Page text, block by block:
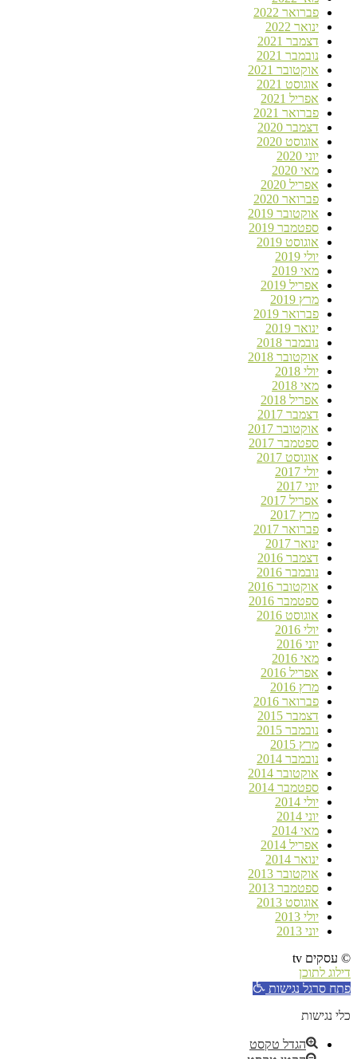
פברואר 2022
ינואר 2022
דצמבר 2021
נובמבר 2021
אוקטובר 2021
אוגוסט 2021
אפריל 2021
פברואר 2021
דצמבר 2020
אוגוסט 2020
יוני 2020
מאי 2020
אפריל 2020
פברואר 2020
אוקטובר 2019
ספטמבר 2019
אוגוסט 2019
יולי 2019
מאי 2019
אפריל 2019
מרץ 2019
פברואר 2019
ינואר 2019
נובמבר 2018
אוקטובר 2018
יולי 2018
מאי 2018
אפריל 2018
דצמבר 2017
אוקטובר 2017
ספטמבר 2017
אוגוסט 2017
יולי 2017
יוני 2017
אפריל 2017
מרץ 2017
פברואר 2017
ינואר 2017
דצמבר 2016
נובמבר 2016
אוקטובר 2016
ספטמבר 2016
אוגוסט 2016
יולי 2016
יוני 2016
מאי 2016
אפריל 2016
מרץ 2016
פברואר 2016
דצמבר 2015
נובמבר 2015
מרץ 2015
נובמבר 2014
אוקטובר 2014
ספטמבר 2014
יולי 2014
יוני 2014
מאי 2014
אפריל 2014
ינואר 2014
אוקטובר 2013
ספטמבר 2013
אוגוסט 2013
יולי 2013
יוני 2013
© עסקים tv
דילוג לתוכן
פתח סרגל נגישות
כלי נגישות
הגדל טקסט